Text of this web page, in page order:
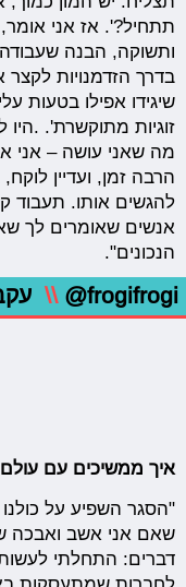
תתחיל?'. אז אני
ותשוקה, הבנה
בדרך הזדמנויות לקצר
שיגידו אפילו בטעות
זוגיות מתוקשרת'.
מה שאני עושה – אני
הרבה זמן, ועדיין
להגשים אותו. תעבוד
אנשים שאומרים לך
הנכונים".
@frogifrogi
\\
איך ממשיכים עם
"הסגר השפיע על
שאם אני אשב ואבכה
דברים: התחלתי לעשות